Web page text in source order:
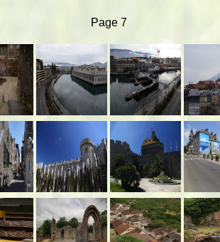
Page 7